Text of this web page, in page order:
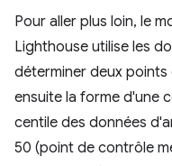
Pour aller plus loin, le
Lighthouse utilise les
déterminer deux
ensuite la forme d'une
centile des données
50 (point de contrôle